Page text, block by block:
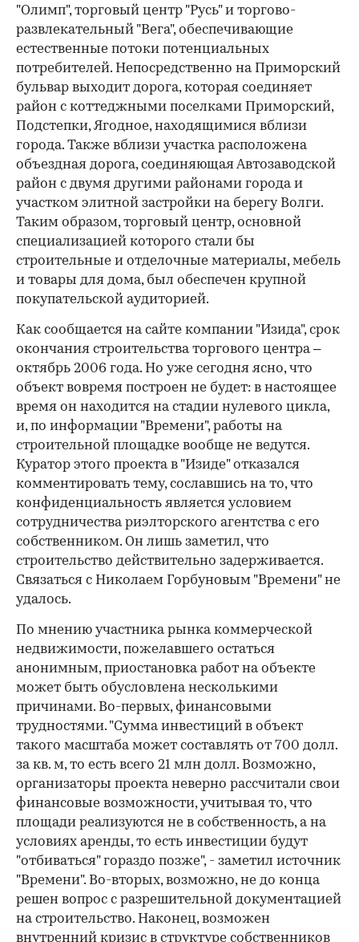
"Олимп", торговый центр "Русь" и торгово-
развлекательный "Вега", обеспечивающие
естественные потоки потенциальных
потребителей. Непосредственно на Приморский
бульвар выходит дорога, которая соединяет
район с коттеджными поселками Приморский,
Подстепки, Ягодное, находящимися вблизи
города. Также вблизи участка расположена
объездная дорога, соединяющая Автозаводской
район с двумя другими районами города и
участком элитной застройки на берегу Волги.
Таким образом, торговый центр, основной
специализацией которого стали бы
строительные и отделочные материалы, мебель
и товары для дома, был обеспечен крупной
покупательской аудиторией.
Как сообщается на сайте компании "Изида", срок
окончания строительства торгового центра –
октябрь 2006 года. Но уже сегодня ясно, что
объект вовремя построен не будет: в настоящее
время он находится на стадии нулевого цикла,
и, по информации "Времени", работы на
строительной площадке вообще не ведутся.
Куратор этого проекта в "Изиде" отказался
комментировать тему, сославшись на то, что
конфиденциальность является условием
сотрудничества риэлторского агентства с его
собственником. Он лишь заметил, что
строительство действительно задерживается.
Связаться с Николаем Горбуновым "Времени" не
удалось.
По мнению участника рынка коммерческой
недвижимости, пожелавшего остаться
анонимным, приостановка работ на объекте
может быть обусловлена несколькими
причинами. Во-первых, финансовыми
трудностями. "Сумма инвестиций в объект
такого масштаба может составлять от 700 долл.
за кв. м, то есть всего 21 млн долл. Возможно,
организаторы проекта неверно рассчитали свои
финансовые возможности, учитывая то, что
площади реализуются не в собственность, а на
условиях аренды, то есть инвестиции будут
"отбиваться" гораздо позже", - заметил источник
"Времени". Во-вторых, возможно, не до конца
решен вопрос с разрешительной документацией
на строительство. Наконец, возможен
внутренний кризис в структуре собственников